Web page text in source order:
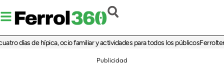
de hípica, ocio familiar y actividades para todos los públicosFerrolterra
Publicidad